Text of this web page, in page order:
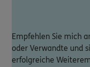
Empfehlen Sie mich
oder Verwandte und
erfolgreiche